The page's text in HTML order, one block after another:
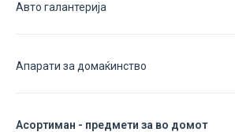
Авто галантерија
Апарати за домаќинство
Асортиман - предмети за во домот